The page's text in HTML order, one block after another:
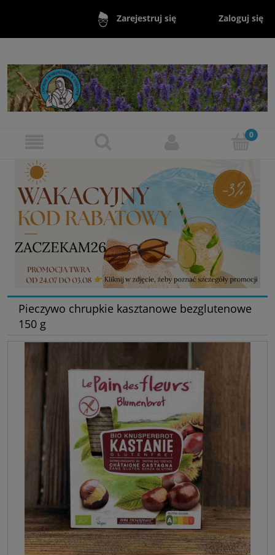
Zarejestruj się Zaloguj się
Pieczywo chrupkie kasztanowe bezglutenowe
150 g